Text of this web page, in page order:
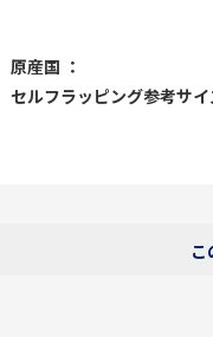
原産国 ：
セルフラッピング参考サイ